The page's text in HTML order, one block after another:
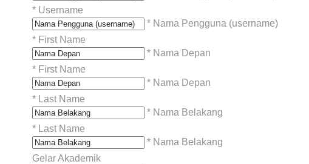
* Username
* Nama Pengguna (username)
* First Name
* Nama Depan
* First Name
* Nama Depan
* Last Name
* Nama Belakang
* Last Name
* Nama Belakang
Gelar Akademik